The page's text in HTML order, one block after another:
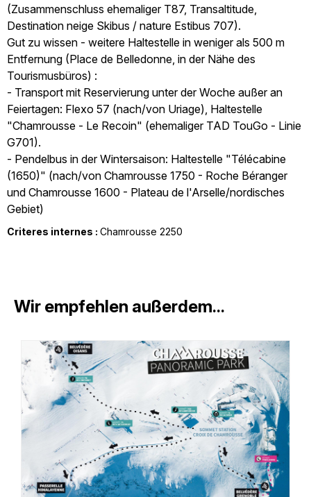
(Zusammenschluss ehemaliger T87, Transaltitude,
Destination neige Skibus / nature Estibus 707).
Gut zu wissen - weitere Haltestelle in weniger als 500 m
Entfernung (Place de Belledonne, in der Nähe des
Tourismusbüros) :
- Transport mit Reservierung unter der Woche außer an
Feiertagen: Flexo 57 (nach/von Uriage), Haltestelle
"Chamrousse - Le Recoin" (ehemaliger TAD TouGo - Linie
G701).
- Pendelbus in der Wintersaison: Haltestelle "Télécabine
(1650)" (nach/von Chamrousse 1750 - Roche Béranger
und Chamrousse 1600 - Plateau de l'Arselle/nordisches
Gebiet)
Criteres internes : Chamrousse 2250
Wir empfehlen außerdem...